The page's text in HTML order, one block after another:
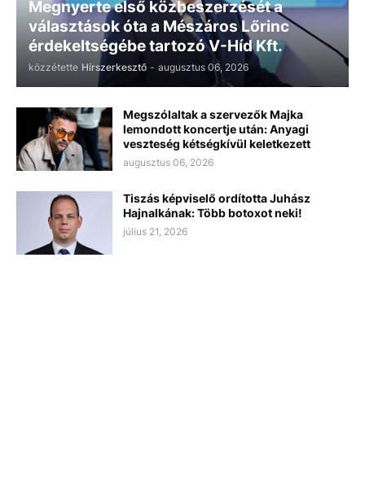
Megnyerte első közbeszerzését a
választások óta a Mészáros Lőrinc
érdekeltségébe tartozó V-Híd Kft.
közzétette Hírszerkesztő - augusztus 06, 2026
Megszólaltak a szervezők Majka
lemondott koncertje után: Anyagi
veszteség kétségkívül keletkezett
augusztus 06, 2026
Tiszás képviselő ordította Juhász
Hajnalkának: Több botoxot neki!
július 21, 2026